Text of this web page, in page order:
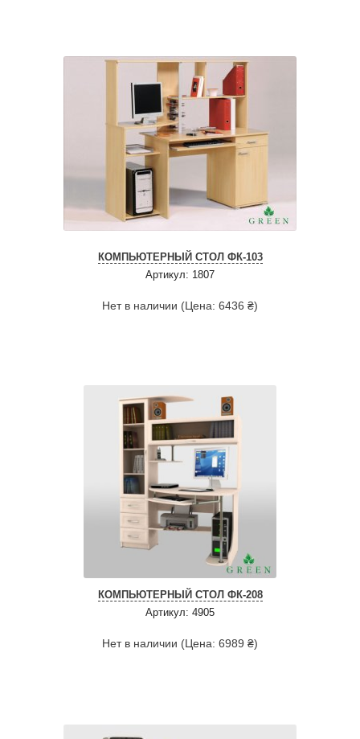
КОМПЬЮТЕРНЫЙ СТОЛ ФК-103
Артикул: 1807
Нет в наличии (Цена: 6436 ₴)
КОМПЬЮТЕРНЫЙ СТОЛ ФК-208
Артикул: 4905
Нет в наличии (Цена: 6989 ₴)